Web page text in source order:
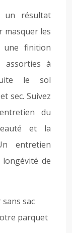
un résultat
masquer les
finition
assorties à
le sol
sec. Suivez
du
et la
entretien
de
sac
parquet